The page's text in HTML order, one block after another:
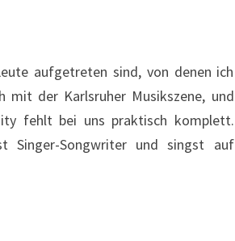
aufgetreten sind, von denen ich
mit der Karlsruher Musikszene, und
fehlt bei uns praktisch komplett.
Singer-Songwriter und singst auf